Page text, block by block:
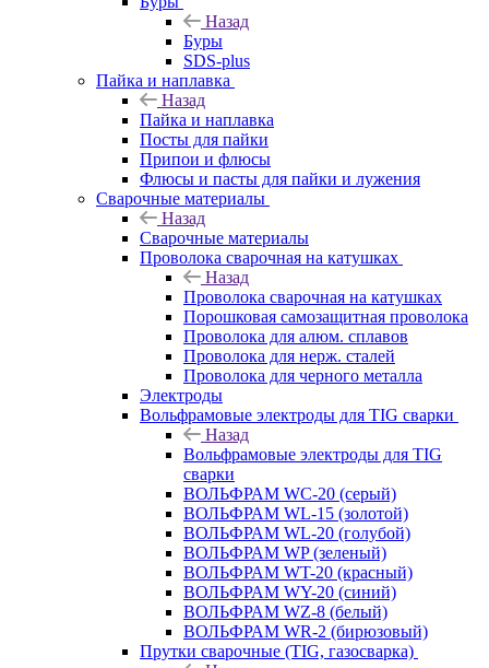
Назад
Буры
SDS-plus
Пайка и наплавка
Назад
Пайка и наплавка
Посты для пайки
Припои и флюсы
Флюсы и пасты для пайки и лужения
Сварочные материалы
Назад
Сварочные материалы
Проволока сварочная на катушках
Назад
Проволока сварочная на катушках
Порошковая самозащитная проволока
Проволока для алюм. сплавов
Проволока для нерж. сталей
Проволока для черного металла
Электроды
Вольфрамовые электроды для TIG сварки
Назад
Вольфрамовые электроды для TIG
сварки
ВОЛЬФРАМ WC-20 (серый)
ВОЛЬФРАМ WL-15 (золотой)
ВОЛЬФРАМ WL-20 (голубой)
ВОЛЬФРАМ WP (зеленый)
ВОЛЬФРАМ WT-20 (красный)
ВОЛЬФРАМ WY-20 (синий)
ВОЛЬФРАМ WZ-8 (белый)
ВОЛЬФРАМ WR-2 (бирюзовый)
Прутки сварочные (TIG, газосварка)